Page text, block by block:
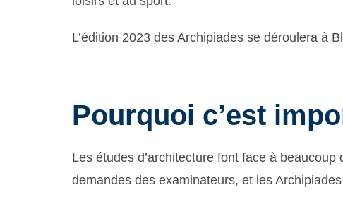
L’édition 2023 des Archipiades se déroulera à
Pourquoi c’est
Les études d’architecture font face à
demandes des examinateurs, et les